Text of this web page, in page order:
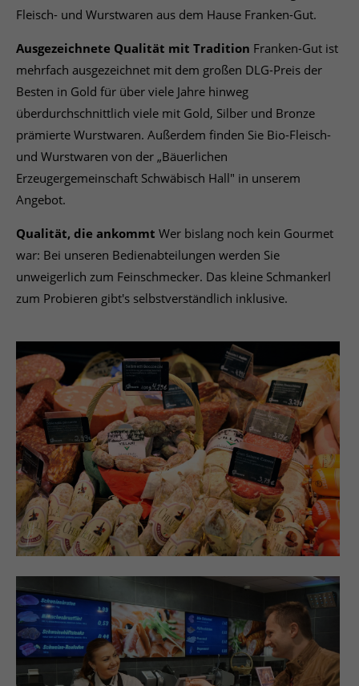
Fleisch- und Wurstwaren aus dem Hause Franken-Gut.
Ausgezeichnete Qualität mit Tradition Franken-Gut ist
mehrfach ausgezeichnet mit dem großen DLG-Preis der
Besten in Gold für über viele Jahre hinweg
überdurchschnittlich viele mit Gold, Silber und Bronze
prämierte Wurstwaren. Außerdem finden Sie Bio-Fleisch-
und Wurstwaren von der „Bäuerlichen
Erzeugergemeinschaft Schwäbisch Hall" in unserem
Angebot.
Qualität, die ankommt Wer bislang noch kein Gourmet
war: Bei unseren Bedienabteilungen werden Sie
unweigerlich zum Feinschmecker. Das kleine Schmankerl
zum Probieren gibt's selbstverständlich inklusive.